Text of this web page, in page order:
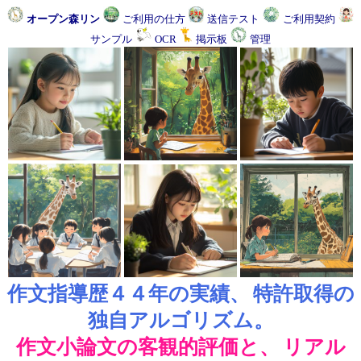
オープン森リン ご利用の仕方 送信テスト
ご利用契約
サンプル
OCR 掲示板 管理
作文指導歴４４年の実績、
特許取得の
独自アルゴリズム。
作文小論文の客観的評価と、
リアル